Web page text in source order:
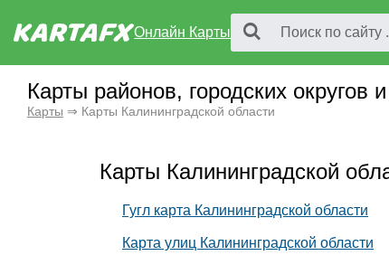
Онлайн Карты
Карты районов, городских округов
Карты ⇒ Карты Калининградской области
Карты Калининградской
Гугл карта Калининградской области
Карта улиц Калининградской области